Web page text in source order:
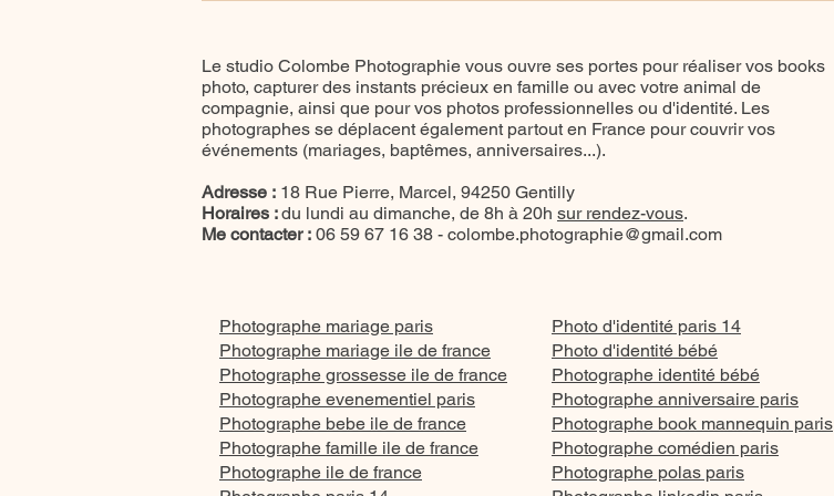
Le studio Colombe Photographie vous ouvre ses portes pour réaliser vos books
photo, capturer des instants précieux en famille ou avec votre animal de
compagnie, ainsi que pour vos photos professionnelles ou d'identité. Les
photographes se déplacent également partout en France pour couvrir vos
événements (mariages, baptêmes, anniversaires...).
Adresse : 18 Rue Pierre, Marcel, 94250 Gentilly
Horaires :du lundi au dimanche, de 8h à 20h sur rendez-vous.
Me contacter : 06 59 67 16 38 - colombe.photographie@gmail.com
Photographe mariage paris
Photographe mariage ile de france
Photographe grossesse ile de france
Photographe evenementiel paris
Photographe bebe ile de france
Photographe famille ile de france
Photographe ile de france
Photo d'identité paris 14
Photo d'identité bébé
Photographe identité bébé
Photographe anniversaire paris
Photographe book mannequin paris
Photographe comédien paris
Photographe polas paris